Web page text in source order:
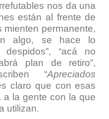
nos da una
están al frente de
mienten permanente,
algo, se hace lo
“acá no
plan de retiro”,
“Apreciados
claro que con esas
a la gente con la que
utilizan.